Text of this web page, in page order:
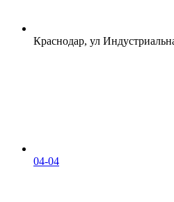
Краснодар, ул
04-04